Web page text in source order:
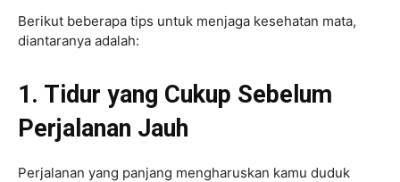
Berikut beberapa tips untuk menjaga kesehatan mata,
diantaranya adalah:
1. Tidur yang Cukup Sebelum
Perjalanan Jauh
Perjalanan yang panjang mengharuskan kamu duduk